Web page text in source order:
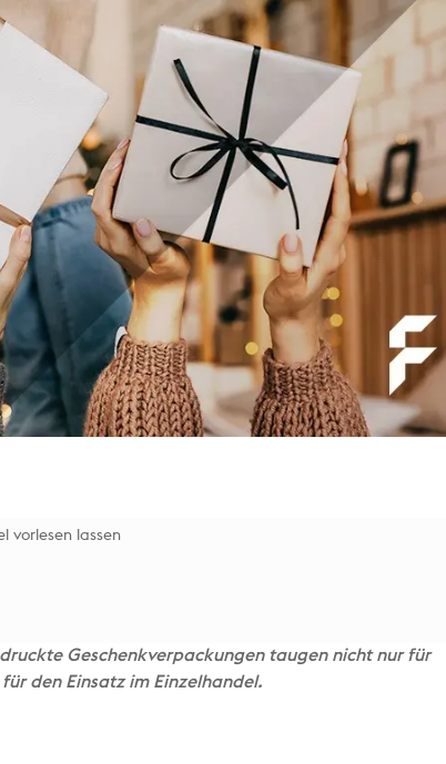
vorlesen lassen
Geschenkverpackungen taugen nicht nur für
den Einsatz im Einzelhandel.